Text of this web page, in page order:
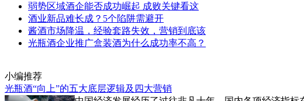
弱势区域酒企能否成功崛起 成败关键看这
酒业新品难长成？5个陷阱需避开
酱酒市场降温，经验套路失效，营销到底该
光瓶酒企业推广盒装酒为什么成功率不高？
小编推荐
光瓶酒“向上”的五大底层逻辑及四大营销